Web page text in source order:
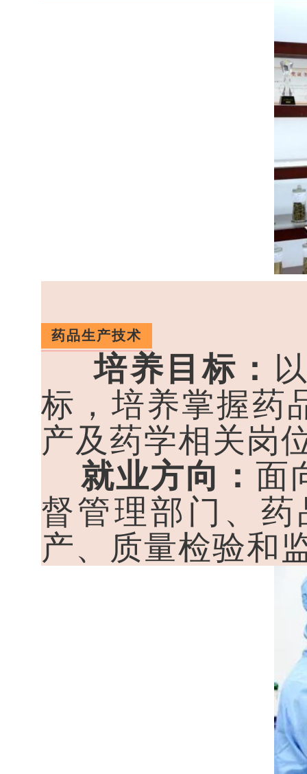
药品生产技术
培养目标：
标，培养掌握药
产及药学相关岗
就业方向： 面
督管理部门、
产、质量检验和